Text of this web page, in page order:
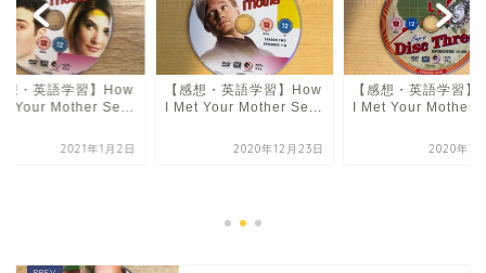
想・英語学習】How
Your Mother Se...
2021年1月2日
【感想・英語学習】How
I Met Your Mother Se...
2020年12月23日
【感想・英語学習】
I Met Your Mother
2020年3